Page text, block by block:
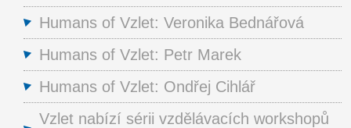
Humans of Vzlet: Veronika Bednářová
Humans of Vzlet: Petr Marek
Humans of Vzlet: Ondřej Cihlář
Vzlet nabízí sérii vzdělávacích workshopů